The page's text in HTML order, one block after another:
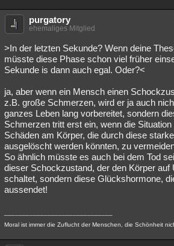
purgatory
ehemaliges Mitglied
>In der letzten Sekunde? Wenn deine
müsste diese Phase schon viel früher
Sekunde is dann auch egal. Oder?<
ja, aber wenn ein Mensch einen
z.B. große Schmerzen, wird er ja auch
ganzes Leben lang vorbereitet, sondern
Schmerzen tritt erst ein, wenn die
Schäden am Körper, die durch diese
ausgelöscht werden könnten, zu
So ähnlich müsste es auch bei dem Tod
dieser Schockzustand, der den Körper auf
schaltet, sondern diese Glückshormone,
aussendet!
Moral ist immer die Zuflucht der Menschen, die Schönheit